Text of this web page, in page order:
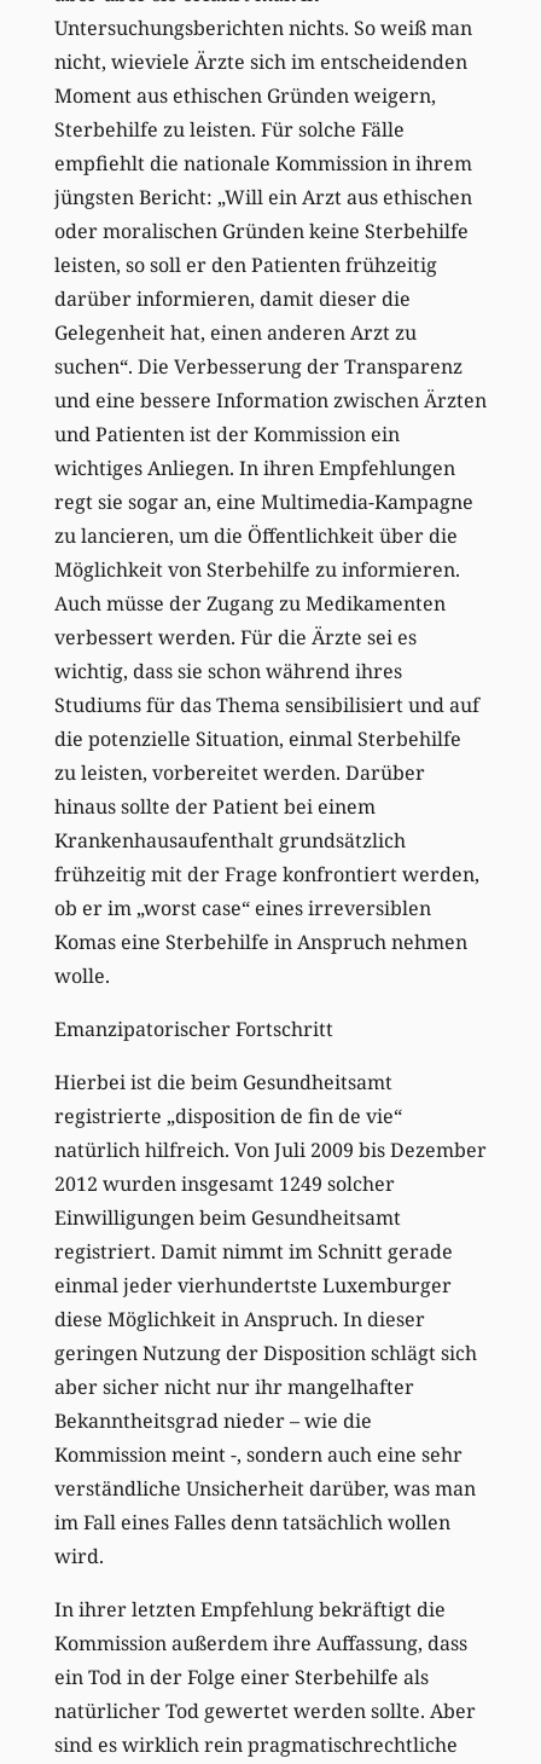
Untersuchungsberichten nichts. So weiß man
nicht, wieviele Ärzte sich im entscheidenden
Moment aus ethischen Gründen weigern,
Sterbehilfe zu leisten. Für solche Fälle
empfiehlt die nationale Kommission in ihrem
jüngsten Bericht: „Will ein Arzt aus ethischen
oder moralischen Gründen keine Sterbehilfe
leisten, so soll er den Patienten frühzeitig
darüber informieren, damit dieser die
Gelegenheit hat, einen anderen Arzt zu
suchen“. Die Verbesserung der Transparenz
und eine bessere Information zwischen Ärzten
und Patienten ist der Kommission ein
wichtiges Anliegen. In ihren Empfehlungen
regt sie sogar an, eine Multimedia-Kampagne
zu lancieren, um die Öffentlichkeit über die
Möglichkeit von Sterbehilfe zu informieren.
Auch müsse der Zugang zu Medikamenten
verbessert werden. Für die Ärzte sei es
wichtig, dass sie schon während ihres
Studiums für das Thema sensibilisiert und auf
die potenzielle Situation, einmal Sterbehilfe
zu leisten, vorbereitet werden. Darüber
hinaus sollte der Patient bei einem
Krankenhausaufenthalt grundsätzlich
frühzeitig mit der Frage konfrontiert werden,
ob er im „worst case“ eines irreversiblen
Komas eine Sterbehilfe in Anspruch nehmen
wolle.
Emanzipatorischer Fortschritt
Hierbei ist die beim Gesundheitsamt
registrierte „disposition de fin de vie“
natürlich hilfreich. Von Juli 2009 bis Dezember
2012 wurden insgesamt 1249 solcher
Einwilligungen beim Gesundheitsamt
registriert. Damit nimmt im Schnitt gerade
einmal jeder vierhundertste Luxemburger
diese Möglichkeit in Anspruch. In dieser
geringen Nutzung der Disposition schlägt sich
aber sicher nicht nur ihr mangelhafter
Bekanntheitsgrad nieder – wie die
Kommission meint -, sondern auch eine sehr
verständliche Unsicherheit darüber, was man
im Fall eines Falles denn tatsächlich wollen
wird.
In ihrer letzten Empfehlung bekräftigt die
Kommission außerdem ihre Auffassung, dass
ein Tod in der Folge einer Sterbehilfe als
natürlicher Tod gewertet werden sollte. Aber
sind es wirklich rein pragmatischrechtliche